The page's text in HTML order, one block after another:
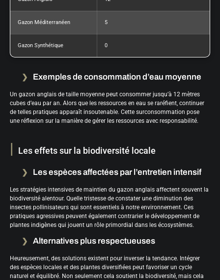
Gazon Méditerranéen 5
Gazon Synthétique 0
Exemples de consommation d’eau moyenne
Un gazon anglais de taille moyenne peut consommer jusqu’à 12 mètres
cubes d’eau par an. Alors que les ressources en eau se raréfient, continuer
de telles pratiques apparaît insoutenable. Cette surconsommation pose
une réflexion sur la manière de gérer les ressources avec responsabilité.
Les effets sur la biodiversité locale
Les espèces affectées par l’entretien intensif
Les stratégies intensives de maintien du gazon anglais affectent souvent la
biodiversité alentour. Quelle tristesse de constater une diminution des
insectes pollinisateurs qui sont essentiels à notre environnement. Ces
pratiques agressives peuvent également contrarier le développement de
plantes indigènes qui jouent un rôle primordial dans les écosystèmes.
Alternatives plus respectueuses
Heureusement, des solutions existent pour inverser la tendance. Intégrer
des espèces locales et des plantes diversifiées peut favoriser un cycle
naturel et équilibré. Non seulement cela soutient la biodiversité, mais cela